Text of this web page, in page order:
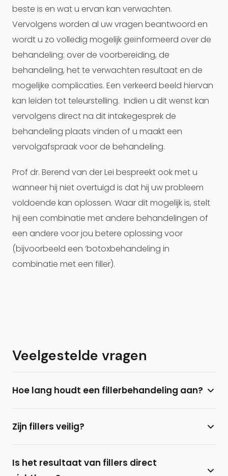
beste is en wat u ervan kan verwachten.
Vervolgens worden al uw vragen beantwoord en
wordt u zo volledig mogelijk geïnformeerd over de
behandeling: over de voorbereiding, de
behandeling, het te verwachten resultaat en de
mogelijke complicaties. Een verkeerd beeld hiervan
kan leiden tot teleurstelling. Indien u dit wenst kan
vervolgens direct na dit intakegesprek de
behandeling plaats vinden of u maakt een
vervolgafspraak voor de behandeling.
Prof dr. Berend van der Lei bespreekt ook met u
wanneer hij niet overtuigd is dat hij uw probleem
voldoende kan oplossen. Waar dit mogelijk is, stelt
hij een combinatie met andere behandelingen of
een andere voor jou betere oplossing voor
(bijvoorbeeld een ‘botoxbehandeling in
combinatie met een filler).
Veelgestelde vragen
Hoe lang houdt een fillerbehandeling aan?
gemiddeld 8 tot 12 maanden aan. Door herhaling
na 4-6 maanden kan het resultaat langer blijven
bestaan.
Zijn fillers veilig?
uitsluitend fillers op basis van hyaluronzuur en
Is het resultaat van fillers direct